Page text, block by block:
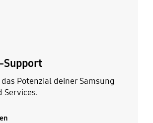
Potenzial deiner Samsung
Services.